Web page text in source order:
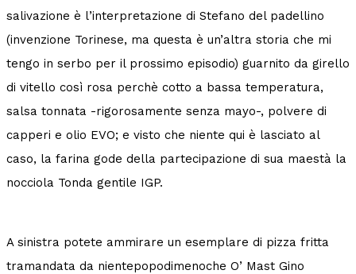
salivazione è l’interpretazione di Stefano del padellino
(invenzione Torinese, ma questa è un’altra storia che mi
tengo in serbo per il prossimo episodio) guarnito da girello
di vitello così rosa perchè cotto a bassa temperatura,
salsa tonnata -rigorosamente senza mayo-, polvere di
capperi e olio EVO; e visto che niente qui è lasciato al
caso, la farina gode della partecipazione di sua maestà la
nocciola Tonda gentile IGP.
A sinistra potete ammirare un esemplare di pizza fritta
tramandata da nientepopodimenoche O’ Mast Gino